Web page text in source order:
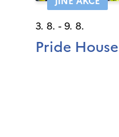
3. 8. - 9. 8.
Pride